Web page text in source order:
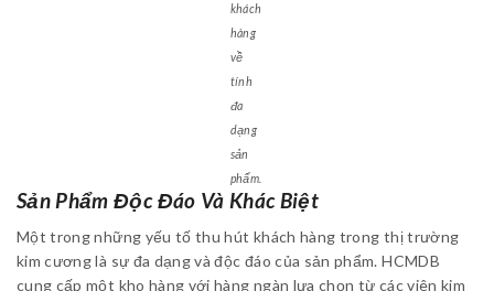
khách
hàng
về
tính
đa
dạng
sản
phẩm.
Sản Phẩm Độc Đáo Và Khác Biệt
Một trong những yếu tố thu hút khách hàng trong thị trường
kim cương là sự đa dạng và độc đáo của sản phẩm. HCMDB
cung cấp một kho hàng với hàng ngàn lựa chọn từ các viên kim